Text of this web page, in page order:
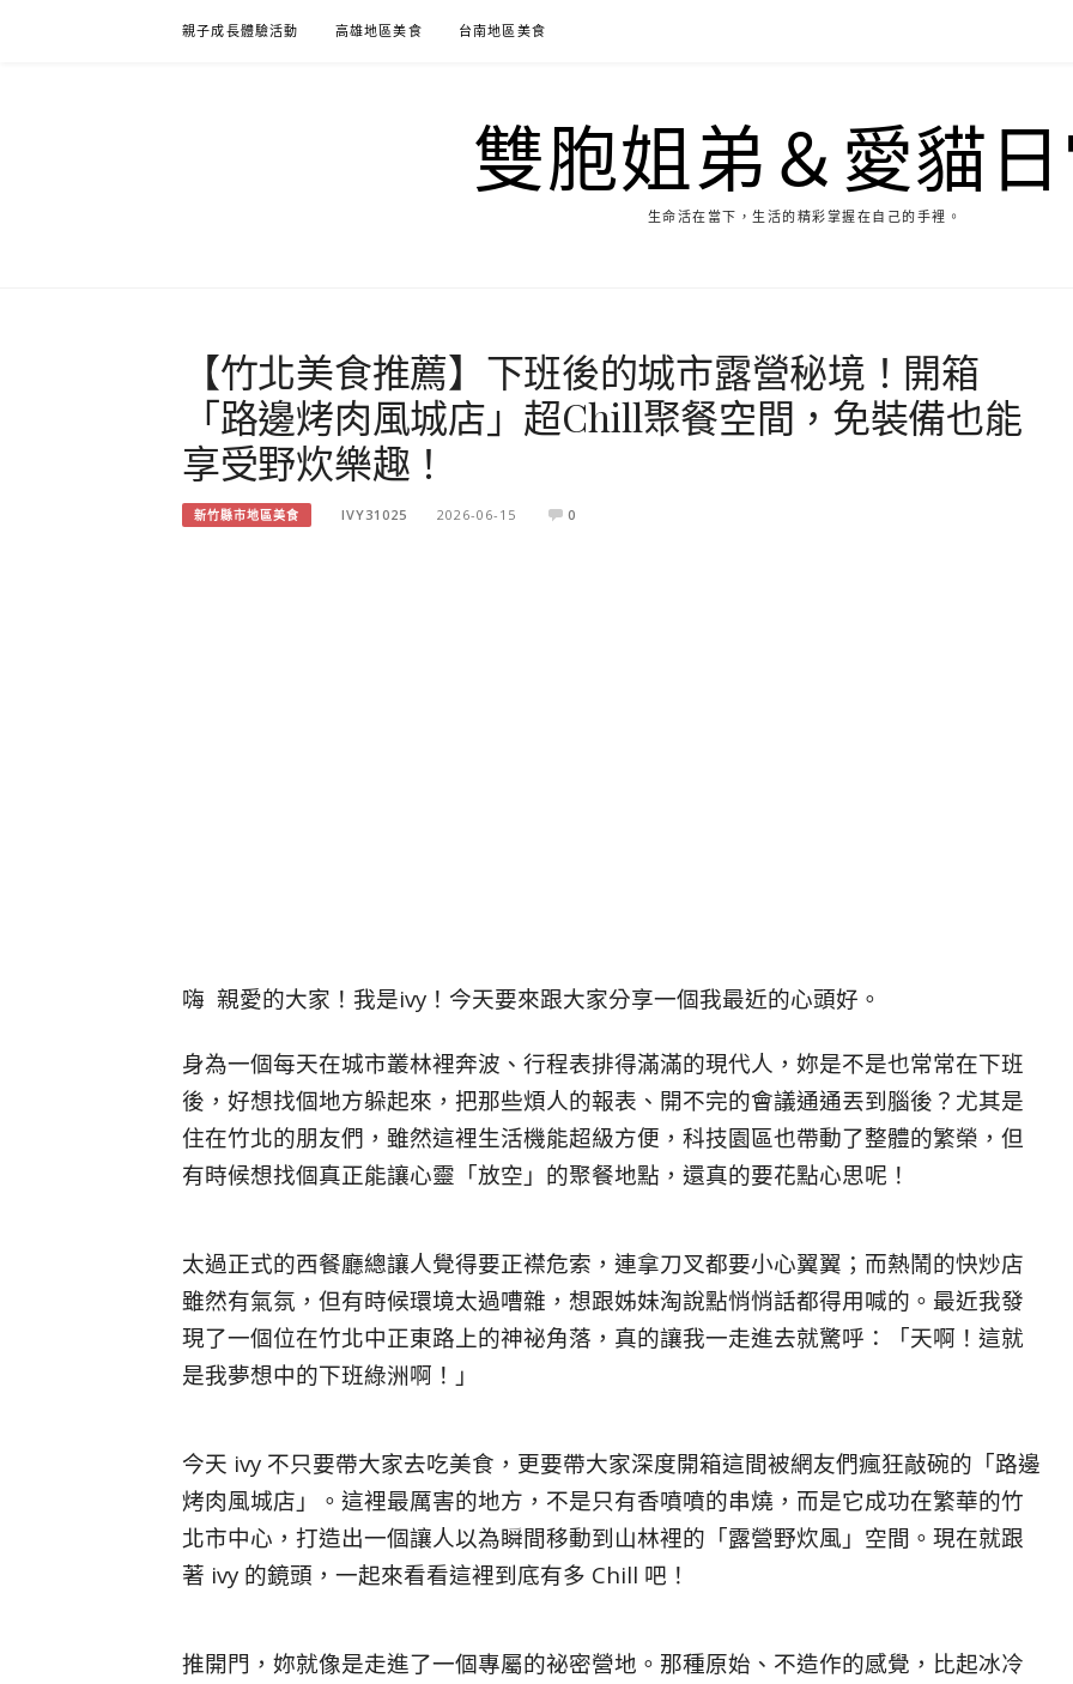
親子成長體驗活動 高雄地區美食 台南地區美食
雙胞姐弟＆愛貓
生命活在當下，生活的精彩掌握在自己的手裡。
【竹北美食推薦】下班後的城市露營秘境！開箱
「路邊烤肉風城店」超Chill聚餐空間，免裝備也能
享受野炊樂趣！
新竹縣市地區美食 IVY31025 2026-06-15 0
嗨 親愛的大家！我是ivy！今天要來跟大家分享一個我最近的心頭好。
身為一個每天在城市叢林裡奔波、行程表排得滿滿的現代人，妳是不是也常常在下班
後，好想找個地方躲起來，把那些煩人的報表、開不完的會議通通丟到腦後？尤其是
住在竹北的朋友們，雖然這裡生活機能超級方便，科技園區也帶動了整體的繁榮，但
有時候想找個真正能讓心靈「放空」的聚餐地點，還真的要花點心思呢！
太過正式的西餐廳總讓人覺得要正襟危索，連拿刀叉都要小心翼翼；而熱鬧的快炒店
雖然有氣氛，但有時候環境太過嘈雜，想跟姊妹淘說點悄悄話都得用喊的。最近我發
現了一個位在竹北中正東路上的神祕角落，真的讓我一走進去就驚呼：「天啊！這就
是我夢想中的下班綠洲啊！」
今天 ivy 不只要帶大家去吃美食，更要帶大家深度開箱這間被網友們瘋狂敲碗的「路邊
烤肉風城店」。這裡最厲害的地方，不是只有香噴噴的串燒，而是它成功在繁華的竹
北市中心，打造出一個讓人以為瞬間移動到山林裡的「露營野炊風」空間。現在就跟
著 ivy 的鏡頭，一起來看看這裡到底有多 Chill 吧！
推開門，妳就像是走進了一個專屬的祕密營地。那種原始、不造作的感覺，比起冰冷